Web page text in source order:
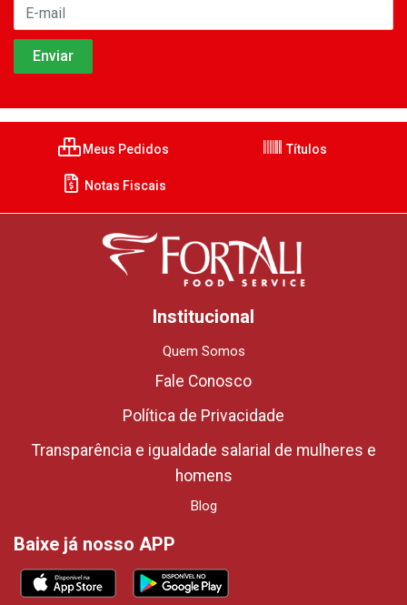
Meus Pedidos Títulos
Notas Fiscais
Institucional
Quem Somos
Fale Conosco
Política de Privacidade
Transparência e igualdade salarial de mulheres e
homens
Blog
Baixe já nosso APP